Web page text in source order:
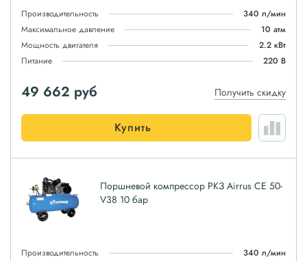
Производительность
340 л/мин
Максимальное давление
10 атм
Мощность двигателя
2.2 кВт
Питание
220 В
49 662 руб Получить скидку
Купить
Поршневой компрессор РКЗ Airrus CE 50-
V38 10 бар
Производительность
340 л/мин